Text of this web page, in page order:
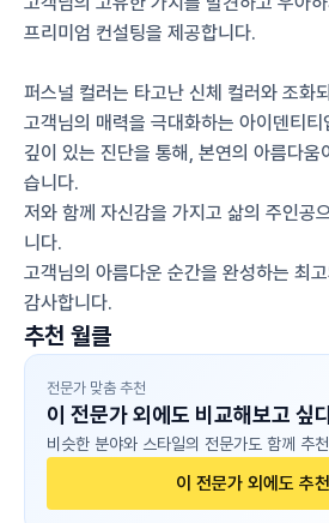
프리미엄 컨설팅을 제공합니다.
퍼스널 컬러는 타고난 신체 컬러와 조화
고객님의 매력을 극대화하는 아이덴티티
깊이 있는 진단을 통해, 본연의 아름다움
습니다.
저와 함께 자신감을 가지고 삶의 주인공
니다.
고객님의 아름다운 순간을 완성하는 최
감사합니다.
추천 월클
전문가 맞춤 추천
이 전문가 외에도 비교해보고 싶
비슷한 분야와 스타일의 전문가도 함께 추
이 전문가 외에도 추